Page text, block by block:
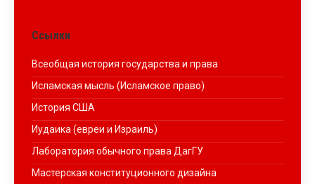
Ссылки
Всеобщая история государства и права
Исламская мысль (Исламское право)
История США
Иудаика (евреи и Израиль)
Лаборатория обычного права ДагГУ
Мастерская конституционного дизайна